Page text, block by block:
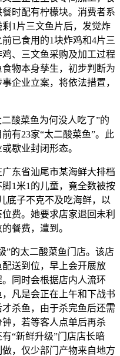
时配有柠檬块。消费者系
1片三文鱼片后，发觉炸
已食用的1块炸鸡和4片三
、三文鱼采购及加工过程
物本身孳生，初步判断为
企业立案，将依法措置，
酸菜鱼为何没人吃了”的
有23家“太二酸菜鱼”。此
歇业封闭形态。
东省汕尾市某海鲜大排档
1米1的儿童，竟全数被按
底子不克不及吃海鲜，以
费。她要求店家退回未利
餐费，遭到。
的太二酸菜鱼门店。该店
送到位，早上会开展放
同时会根据店内人流环
凡是会正在上午和下战书
杀鱼，由于杀完鱼后还需
，若等客人点单后再杀
“新鲜升级”门店店长暗
，仅少部门产物来自地方